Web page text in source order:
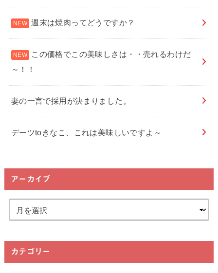
週末は焼肉ってどうですか？
この価格でこの美味しさは・・売れるわけだ
～！！
妻の一言で採用が決まりました。
デーツtoきなこ、これは美味しいですよ～
アーカイブ
カテゴリー